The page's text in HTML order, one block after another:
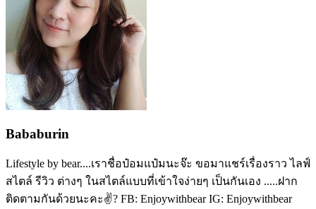
Bababurin
Lifestyle by bear....เราชื่อป๋อมแป๋มนะจ๊ะ ขอมาแชร์เรื่องราว ไลฟ์
สไตล์ รีวิว ต่างๆ ในสไตล์แบบที่เข้าใจง่ายๆ เป็นกันเอง .....ฝาก
ติดตามกันด้วยนะคะ✌? FB: Enjoywithbear IG: Enjoywithbear